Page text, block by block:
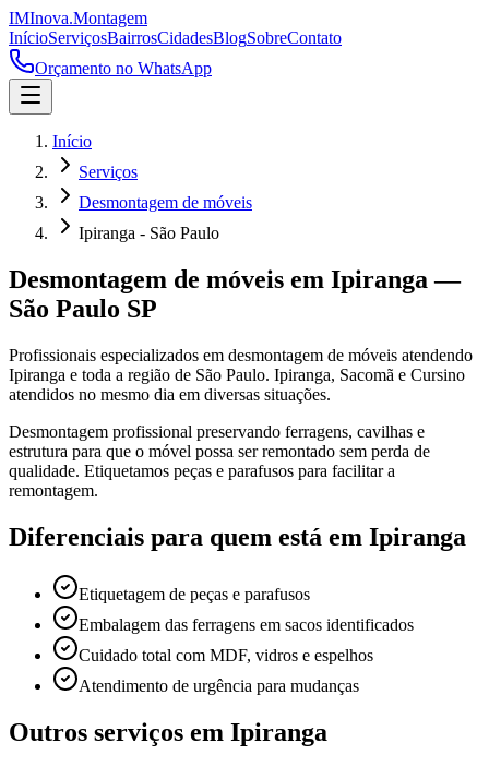
IMInova.Montagem
InícioServiçosBairrosCidadesBlogSobreContato
Orçamento no WhatsApp
Início
Serviços
Desmontagem de móveis
Ipiranga - São Paulo
Desmontagem de móveis em Ipiranga —
São Paulo SP
Profissionais especializados em desmontagem de móveis atendendo
Ipiranga e toda a região de São Paulo. Ipiranga, Sacomã e Cursino
atendidos no mesmo dia em diversas situações.
Desmontagem profissional preservando ferragens, cavilhas e
estrutura para que o móvel possa ser remontado sem perda de
qualidade. Etiquetamos peças e parafusos para facilitar a
remontagem.
Diferenciais para quem está em Ipiranga
Etiquetagem de peças e parafusos
Embalagem das ferragens em sacos identificados
Cuidado total com MDF, vidros e espelhos
Atendimento de urgência para mudanças
Outros serviços em Ipiranga